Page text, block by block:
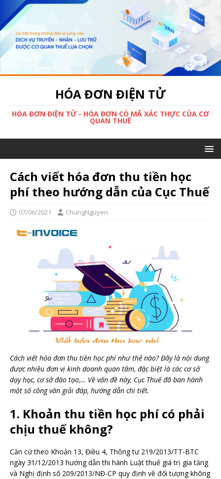
HÓA ĐƠN ĐIỆN TỬ
HÓA ĐƠN ĐIỆN TỬ - HÓA ĐƠN CÓ MÃ XÁC THỰC CỦA CƠ
QUAN THUẾ
Cách viết hóa đơn thu tiền học
phí theo hướng dẫn của Cục Thuế
07/06/2021 ChungNguyen
Cách viết hóa đơn thu tiền học phí như thế nào? Đây là nội dung
được nhiều đơn vị kinh doanh quan tâm, đặc biệt là các cơ sở
dạy học, cơ sở đào tạo,… Về vấn đề này, Cục Thuế đã ban hành
một số công văn giải đáp, hướng dẫn chi tiết.
1. Khoản thu tiền học phí có phải
chịu thuế không?
Căn cứ theo Khoản 13, Điều 4, Thông tư 219/2013/TT-BTC
ngày 31/12/2013 hướng dẫn thi hành Luật thuế giá trị gia tăng
và Nghị định số 209/2013/NĐ-CP quy định về đối tượng không